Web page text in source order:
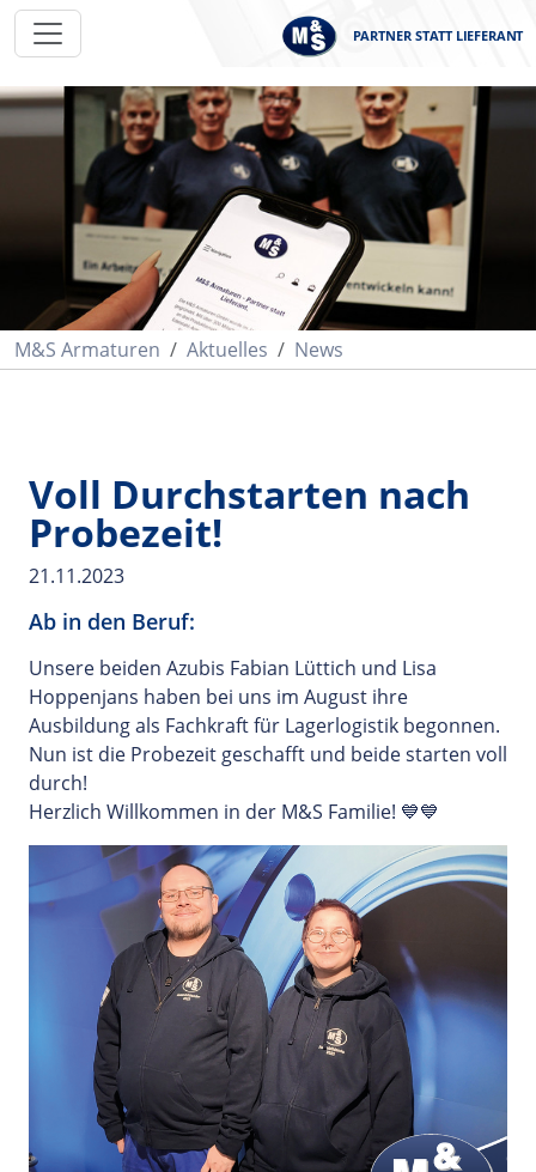
PARTNER STATT LIEFERANT
M&S Armaturen Aktuelles News
Voll Durchstarten nach
Probezeit!
21.11.2023
Ab in den Beruf:
Unsere beiden Azubis Fabian Lüttich und Lisa
Hoppenjans haben bei uns im August ihre
Ausbildung als Fachkraft für Lagerlogistik begonnen.
Nun ist die Probezeit geschafft und beide starten voll
durch!
Herzlich Willkommen in der M&S Familie! 💙💙